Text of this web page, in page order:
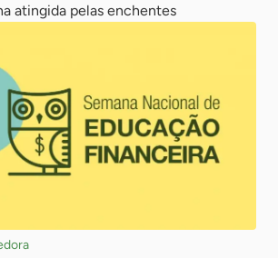
atingida pelas enchentes